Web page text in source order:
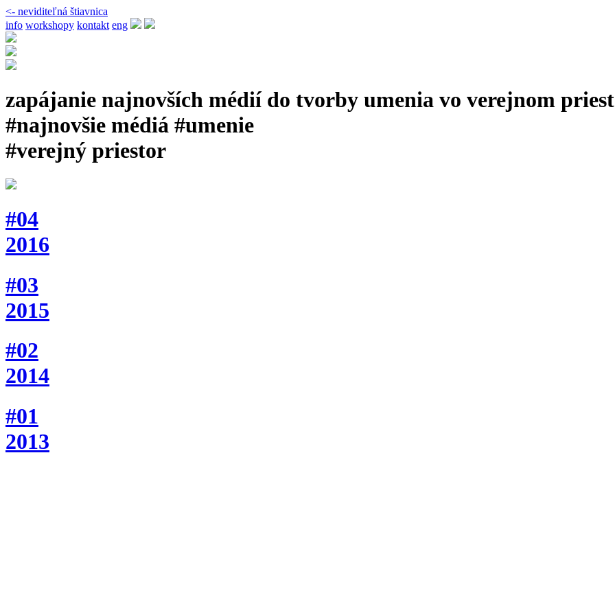
<- neviditeľná štiavnica
info workshopy kontakt eng
zapájanie najnovších médií do tvorby umenia vo verejnom
#najnovšie médiá #umenie
#verejný priestor
#04
2016
#03
2015
#02
2014
#01
2013